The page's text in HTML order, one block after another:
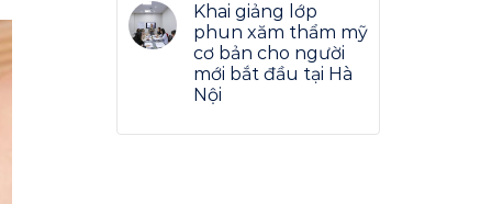
Khai giảng lớp
phun xăm thẩm mỹ
cơ bản cho người
mới bắt đầu tại Hà
Nội